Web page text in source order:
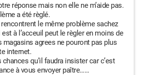
réponse mais non elle ne m’aide pas.
a été règlé.
le même problème sachez
à l’acceuil peut le règler en moins de
magasins agrees ne pouront pas plus
internet.
qu’il faudra insister car c’est
à vous envoyer paître……